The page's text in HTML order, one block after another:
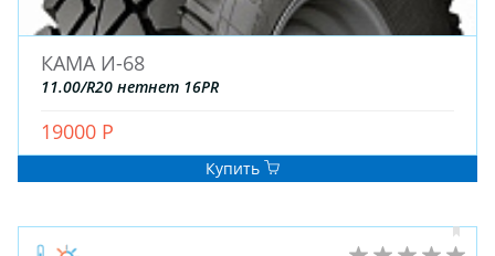
ДЛЯ ЛЕГКОВЫХ АВТО
ШИНЫ
АККУМУЛЯТОРЫ
КАМА И-68
11.00/R20 нетнет 16PR
19000 Р
Купить